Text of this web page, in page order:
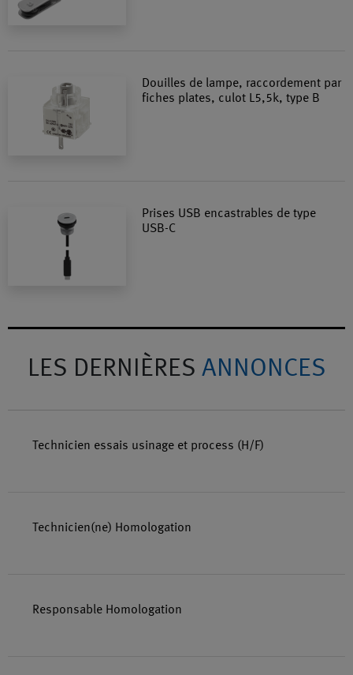
Douilles de lampe, raccordement par
fiches plates, culot L5,5k, type B
Prises USB encastrables de type
USB-C
LES DERNIÈRES ANNONCES
Technicien essais usinage et process (H/F)
Technicien(ne) Homologation
Responsable Homologation